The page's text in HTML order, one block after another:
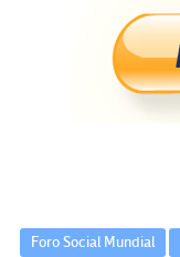
tt
er
gr
a
m
Foro Social Mundial